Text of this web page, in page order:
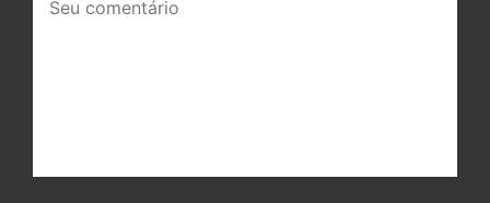
comentário: